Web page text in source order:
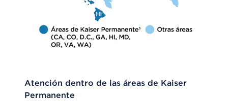
Atención dentro de las áreas de Kaiser
Permanente